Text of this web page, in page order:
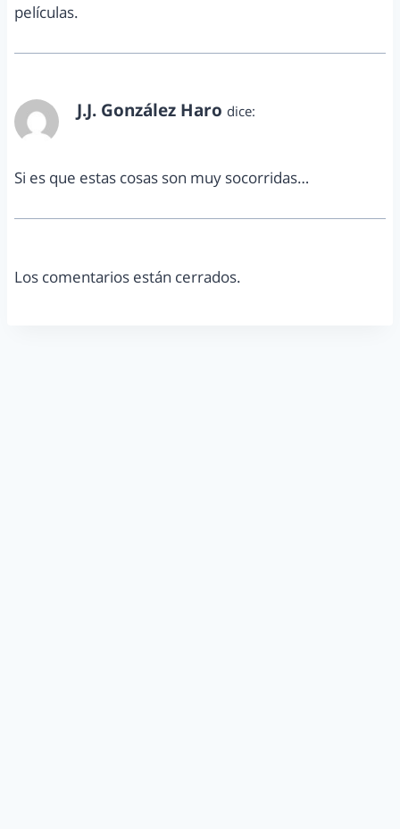
películas.
J.J. González Haro dice:
Si es que estas cosas son muy socorridas…
Los comentarios están cerrados.